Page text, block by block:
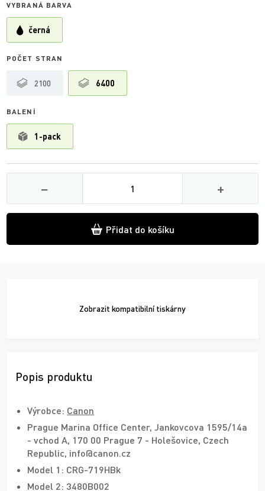
VYBRANÁ BARVA
černá
POČET STRAN
2100 6400
BALENÍ
1-pack
−
Množství
+
Přidat do košíku
Zobrazit kompatibilní tiskárny
Popis produktu
Výrobce: Canon
Prague Marina Office Center, Jankovcova 1595/14a
- vchod A, 170 00 Prague 7 - Holešovice, Czech
Republic, info@canon.cz
Model 1: CRG-719HBk
Model 2: 3480B002